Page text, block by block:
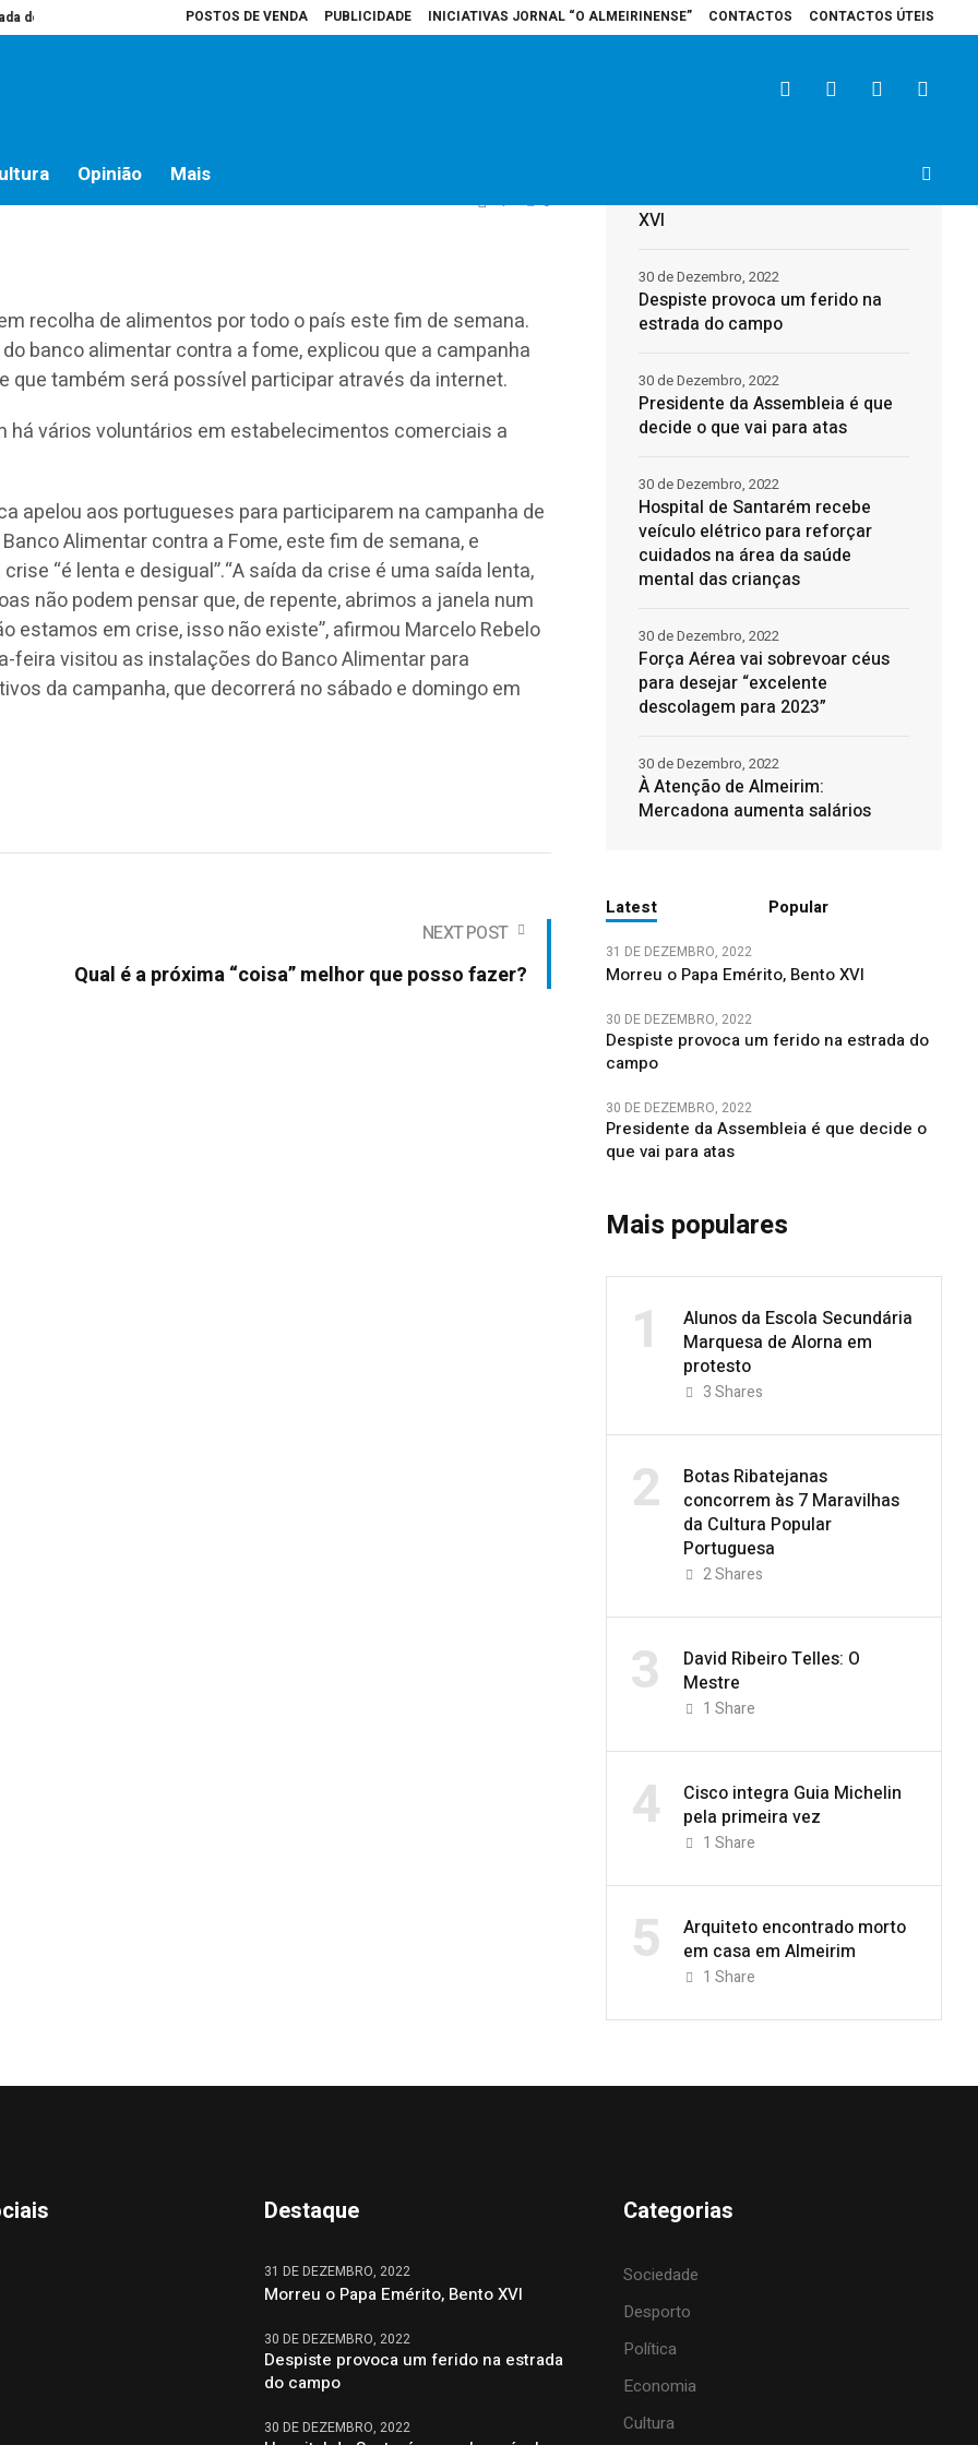
POSTOS DE VENDA PUBLICIDADE INICIATIVAS JORNAL “O ALMEIRINENSE” CONTACTOS CONTACTOS ÚTEIS
Presidente da Assembleia é que decide o que vai para atas Hospital de Santarém recebe veículo elétrico para reforçar cuidados na área
Opinião Mais
4 0
recolha de alimentos por todo o país este fim de semana.
banco alimentar contra a fome, explicou que a campanha
que também será possível participar através da internet.
há vários voluntários em estabelecimentos comerciais a
apelou aos portugueses para participarem na campanha de
Alimentar contra a Fome, este fim de semana, e
“é lenta e desigual”.“A saída da crise é uma saída lenta,
não podem pensar que, de repente, abrimos a janela num
estamos em crise, isso não existe”, afirmou Marcelo Rebelo
feira visitou as instalações do Banco Alimentar para
da campanha, que decorrerá no sábado e domingo em
NEXT POST
Qual é a próxima “coisa” melhor que posso fazer?
XVI
Despiste provoca um ferido na
estrada do campo
30 de Dezembro, 2022
Presidente da Assembleia é que
decide o que vai para atas
30 de Dezembro, 2022
Hospital de Santarém recebe
veículo elétrico para reforçar
cuidados na área da saúde
mental das crianças
30 de Dezembro, 2022
Força Aérea vai sobrevoar céus
para desejar “excelente
descolagem para 2023”
30 de Dezembro, 2022
À Atenção de Almeirim:
Mercadona aumenta salários
30 de Dezembro, 2022
Latest Popular
31 DE DEZEMBRO, 2022
Morreu o Papa Emérito, Bento XVI
30 DE DEZEMBRO, 2022
Despiste provoca um ferido na estrada do
campo
30 DE DEZEMBRO, 2022
Presidente da Assembleia é que decide o
que vai para atas
Mais populares
1
Alunos da Escola Secundária
Marquesa de Alorna em
protesto
3Shares
2
Botas Ribatejanas
concorrem às 7 Maravilhas
da Cultura Popular
Portuguesa
2Shares
3
David Ribeiro Telles: O
Mestre
1 Share
4
Cisco integra Guia Michelin
pela primeira vez
1 Share
5
Arquiteto encontrado morto
em casa em Almeirim
1 Share
Destaque
31 DE DEZEMBRO, 2022
Morreu o Papa Emérito, Bento XVI
30 DE DEZEMBRO, 2022
Despiste provoca um ferido na estrada
do campo
30 DE DEZEMBRO, 2022
Categorias
Sociedade
Desporto
Política
Economia
Cultura